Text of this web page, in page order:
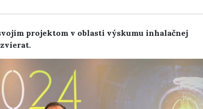
projektom v oblasti výskumu inhalačnej